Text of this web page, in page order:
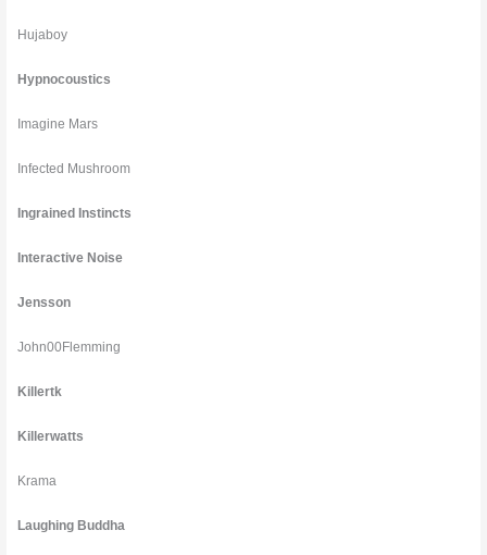
Hujaboy
Hypnocoustics
Imagine Mars
Infected Mushroom
Ingrained Instincts
Interactive Noise
Jensson
John00Flemming
Killertk
Killerwatts
Krama
Laughing Buddha